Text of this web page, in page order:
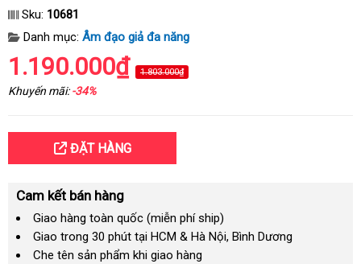
Sku: 10681
Danh mục: Âm đạo giả đa năng
1.190.000₫ 1.803.000₫
Khuyến mãi:-34%
ĐẶT HÀNG
Cam kết bán hàng
Giao hàng toàn quốc (miễn phí ship)
Giao trong 30 phút tại HCM & Hà Nội, Bình Dương
Che tên sản phẩm khi giao hàng